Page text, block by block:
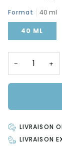
Format 40 ml
40 ML
− +
LIVRAISON
LIVRAISON